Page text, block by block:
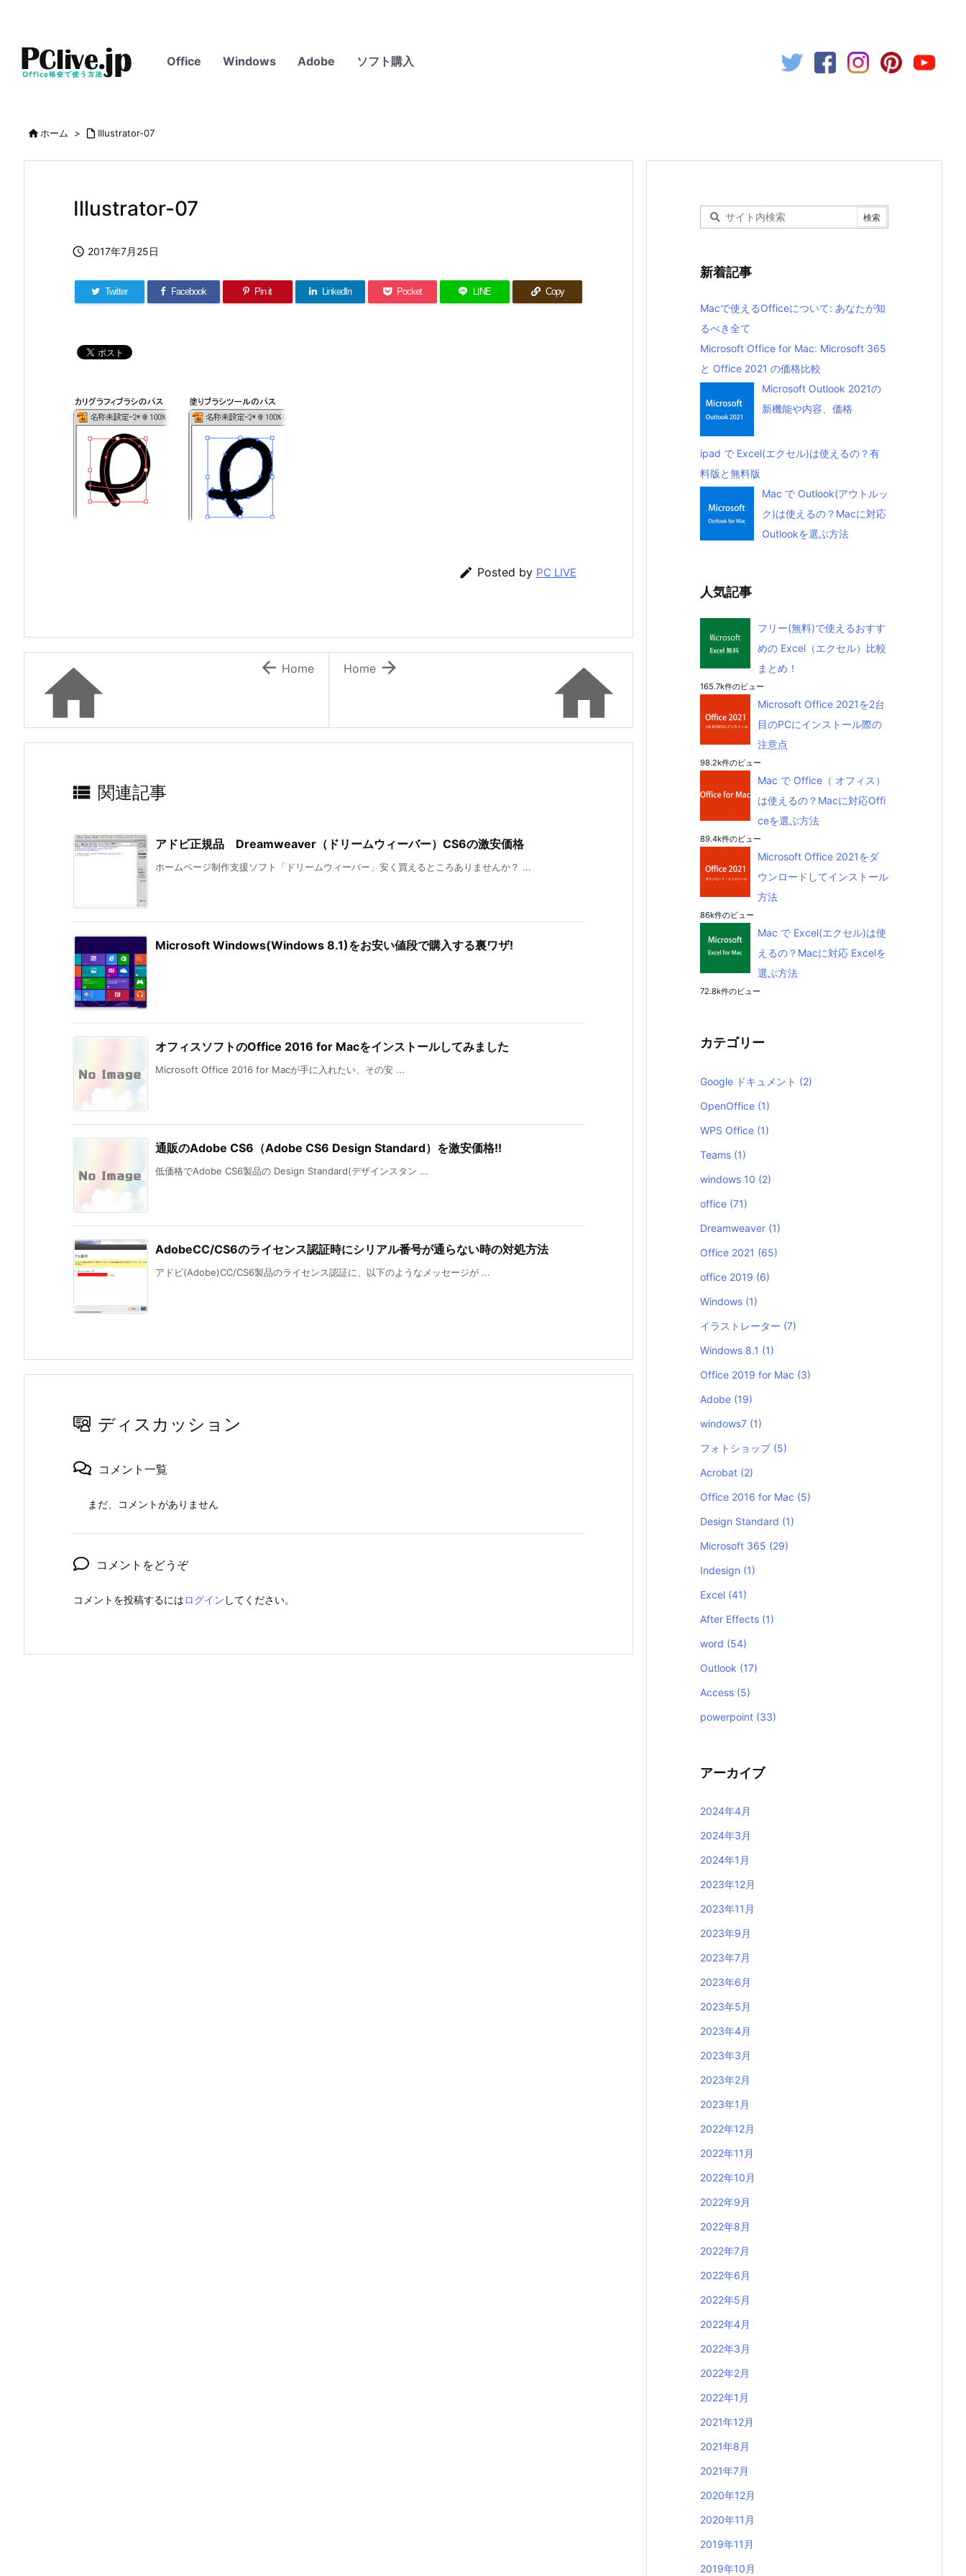
Office Windows Adobe ソフト購入
ホーム >  Illustrator-07
Illustrator-07
 2017年7月25日
Twitter Facebook Pin it LinkedIn Pocket LINE Copy
 Posted by PC LIVE


Home
  Home
 関連記事
アドビ正規品 Dreamweaver（ドリームウィーバー）CS6の激安価格
ホームページ制作支援ソフト「ドリームウィーバー」安く買えるところありませんか？ ...
Microsoft Windows(Windows 8.1)をお安い値段で購入する裏ワザ!
オフィスソフトのOffice 2016 for Macをインストールしてみました
Microsoft Office 2016 for Macが手に入れたい、その安 ...
通販のAdobe CS6（Adobe CS6 Design Standard）を激安価格!!
低価格でAdobe CS6製品の Design Standard(デザインスタン ...
AdobeCC/CS6のライセンス認証時にシリアル番号が通らない時の対処方法
アドビ(Adobe)CC/CS6製品のライセンス認証に、以下のようなメッセージが ...
ディスカッション
コメント一覧
まだ、コメントがありません
コメントをどうぞ
コメントを投稿するにはログイン してください。
新着記事
Macで使えるOfficeについて: あなたが知
るべき全て
Microsoft Office for Mac: Microsoft 365
と Office 2021 の価格比較
Microsoft Outlook 2021の
新機能や内容、価格
ipad で Excel(エクセル)は使えるの？有
料版と無料版
Mac で Outlook(アウトルッ
ク)は使えるの？Macに対応
Outlookを選ぶ方法
人気記事
フリー(無料)で使えるおすす
めの Excel（エクセル）比較
まとめ！
165.7k件のビュー
Microsoft Office 2021を2台
目のPCにインストール際の
注意点
98.2k件のビュー
Mac で Office（ オフィス）
は使えるの？Macに対応Offi
ceを選ぶ方法
89.4k件のビュー
Microsoft Office 2021をダ
ウンロードしてインストール
方法
86k件のビュー
Mac で Excel(エクセル)は使
えるの？Macに対応 Excelを
選ぶ方法
72.8k件のビュー
カテゴリー
Google ドキュメント (2)
OpenOffice (1)
WPS Office (1)
Teams (1)
windows 10 (2)
office (71)
Dreamweaver (1)
Office 2021 (65)
office 2019 (6)
Windows (1)
イラストレーター (7)
Windows 8.1 (1)
Office 2019 for Mac (3)
Adobe (19)
windows7 (1)
フォトショップ (5)
Acrobat (2)
Office 2016 for Mac (5)
Design Standard (1)
Microsoft 365 (29)
Indesign (1)
Excel (41)
After Effects (1)
word (54)
Outlook (17)
Access (5)
powerpoint (33)
アーカイブ
2024年4月
2024年3月
2024年1月
2023年12月
2023年11月
2023年9月
2023年7月
2023年6月
2023年5月
2023年4月
2023年3月
2023年2月
2023年1月
2022年12月
2022年11月
2022年10月
2022年9月
2022年8月
2022年7月
2022年6月
2022年5月
2022年4月
2022年3月
2022年2月
2022年1月
2021年12月
2021年8月
2021年7月
2020年12月
2020年11月
2019年11月
2019年10月